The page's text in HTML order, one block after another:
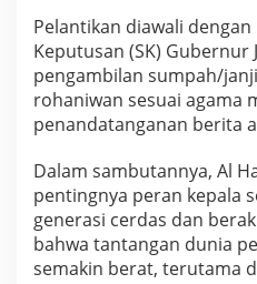
d
a
n
S
L
B
Pelantikan diawali
Keputusan (SK) Gubernur
pengambilan sumpah/
rohaniwan sesuai agama
penandatanganan berita
Dalam sambutannya, Al
pentingnya peran kepala
generasi cerdas dan
bahwa tantangan dunia
semakin berat, terutama